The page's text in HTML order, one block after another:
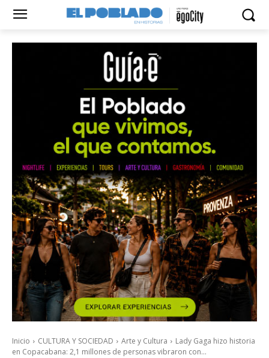
Inicio CULTURA Y SOCIEDAD Arte y Cultura
Lady Gaga hizo historia
en Copacabana: 2,1 millones de personas vibraron con...